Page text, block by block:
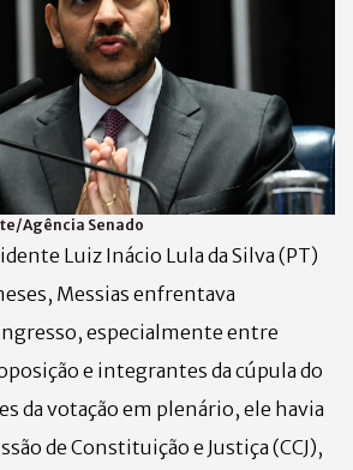
Agência Senado
Luiz Inácio Lula da Silva (PT)
Messias enfrentava
especialmente entre
e integrantes da cúpula do
da votação em plenário, ele havia
de Constituição e Justiça (CCJ),